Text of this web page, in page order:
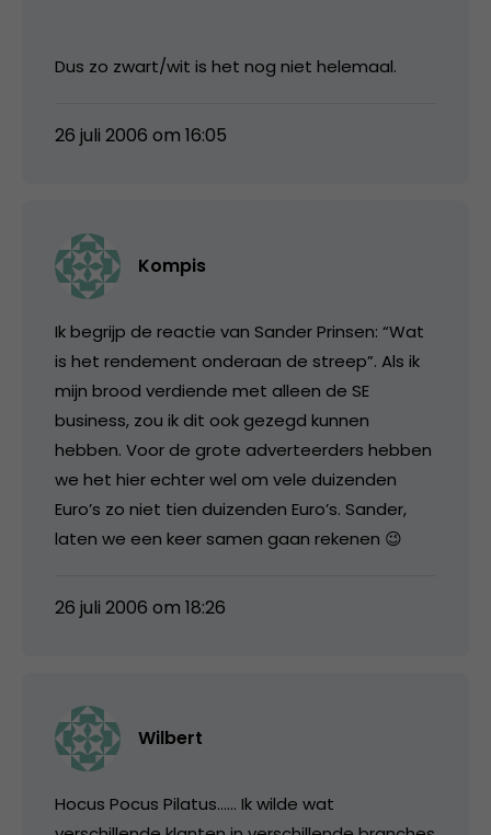
Dus zo zwart/wit is het nog niet helemaal.
26 juli 2006 om 16:05
Kompis
Ik begrijp de reactie van Sander Prinsen: “Wat
is het rendement onderaan de streep”. Als ik
mijn brood verdiende met alleen de SE
business, zou ik dit ook gezegd kunnen
hebben. Voor de grote adverteerders hebben
we het hier echter wel om vele duizenden
Euro’s zo niet tien duizenden Euro’s. Sander,
laten we een keer samen gaan rekenen 😉
26 juli 2006 om 18:26
Wilbert
Hocus Pocus Pilatus…… Ik wilde wat